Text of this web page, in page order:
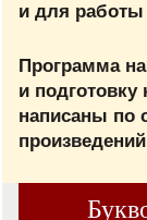
и для работы
Программа
и
написаны по